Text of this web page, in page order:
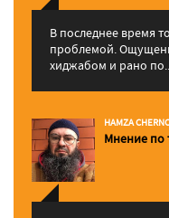
В последнее время
проблемой.
хиджабом и рано
HAMZA
Мнение по